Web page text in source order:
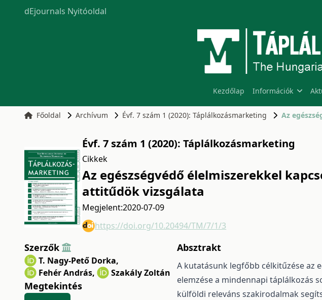
dEjournals Nyitóoldal
Kezdőlap Információk
Főoldal Archívum Évf. 7 szám 1 (2020): Táplálkozásmarketing
Évf. 7 szám 1 (2020): Táplálkozásmarketing
Cikkek
Az egészségvédő élelmiszerekkel
attitűdök vizsgálata
Megjelent:2020-07-09
https://doi.org/10.20494/TM/7/1/3
Szerzők
T. Nagy-Pető Dorka,
Fehér András, Szakály Zoltán
Megtekintés
Absztrakt
A kutatásunk legfőbb célkitűzése az
elemzése a mindennapi táplálkozás
külföldi releváns szakirodalmak